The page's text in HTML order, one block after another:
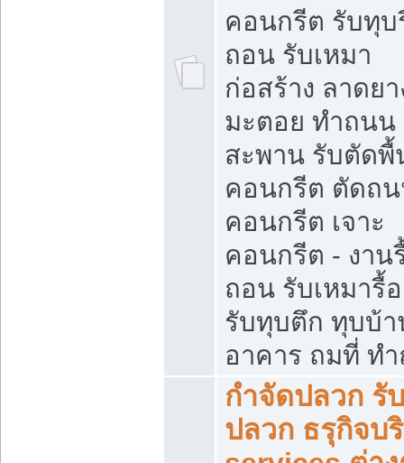
คอนกรีต รับทุบ
ถอน รับเหมา
ก่อสร้าง ลาดยา
มะตอย ทำถนน
สะพาน รับตัดพื้
คอนกรีต ตัดถ
คอนกรีต เจาะ
คอนกรีต - งาน
ถอน รับเหมารื้
รับทุบตึก ทุบบ้า
อาคาร ถมที่ ท
กำจัดปลวก รั
ปลวก ธรุกิจบ